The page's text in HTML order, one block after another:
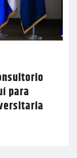
para